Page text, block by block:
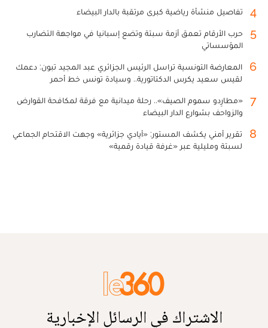
4 تفاصيل منشأة رياضية كبرى مرتقبة بالدار البيضاء
5
حرب الأرقام تعمق أزمة سبتة وتضع إسبانيا في مواجهة التضارب
المؤسساتي
6
المعارضة التونسية تراسل الرئيس الجزائري عبد المجيد تبون: دعمك
لقيس سعيد يكرس الدكتاتورية.. وسيادة تونس خط أحمر
7
«مطارِدو سموم الصيف».. رحلة ميدانية مع فرقة لمكافحة القوارض
والزواحف بشوارع الدار البيضاء
8
تقرير أمني يكشف المستور: «أيادي جزائرية» وجهت الاقتحام الجماعي
لسبتة ومليلية عبر «غرفة قيادة رقمية»
الاشتراك في الرسائل الإخبارية